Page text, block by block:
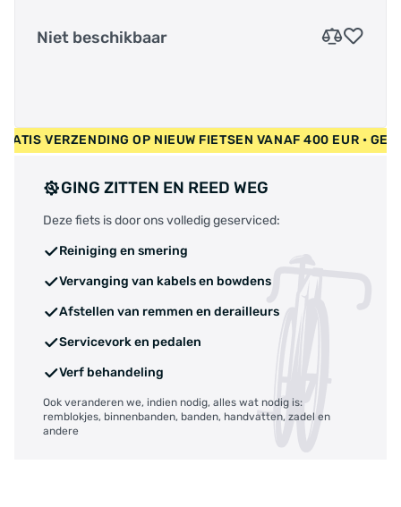
Niet beschikbaar
• GRATIS VERZENDING OP NIEUW FIETSEN VANAF 400 EUR
GING ZITTEN EN REED WEG
Deze fiets is door ons volledig geserviced:
Reiniging en smering
Vervanging van kabels en bowdens
Afstellen van remmen en derailleurs
Servicevork en pedalen
Verf behandeling
Ook veranderen we, indien nodig, alles wat nodig is:
remblokjes, binnenbanden, banden, handvatten, zadel en
andere